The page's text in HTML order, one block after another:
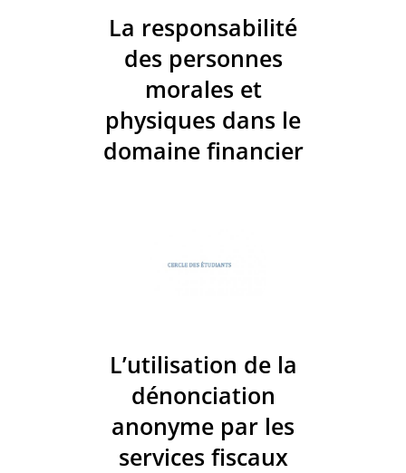
La responsabilité
des personnes
morales et
physiques dans le
domaine financier
L’utilisation de la
dénonciation
anonyme par les
services fiscaux